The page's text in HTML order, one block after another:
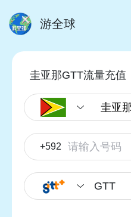
游全球
圭亚那GTT流量充值
+592
GTT